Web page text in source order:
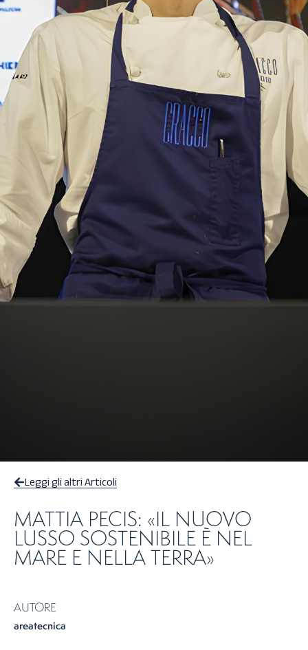
Leggi gli altri Articoli
MATTIA PECIS: «IL NUOVO
LUSSO SOSTENIBILE È NEL
MARE E NELLA TERRA»
AUTORE
areatecnica